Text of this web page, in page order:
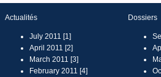
Actualités
July 2011 [1]
April 2011 [2]
March 2011 [3]
February 2011 [4]
Dossiers